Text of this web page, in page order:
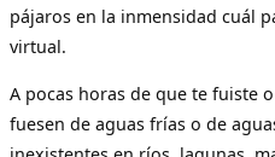
pájaros en la inmensidad cuál
virtual.
A pocas horas de que te fuiste
fuesen de aguas frías o de